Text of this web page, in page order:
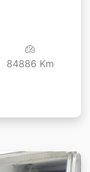
84886 Km